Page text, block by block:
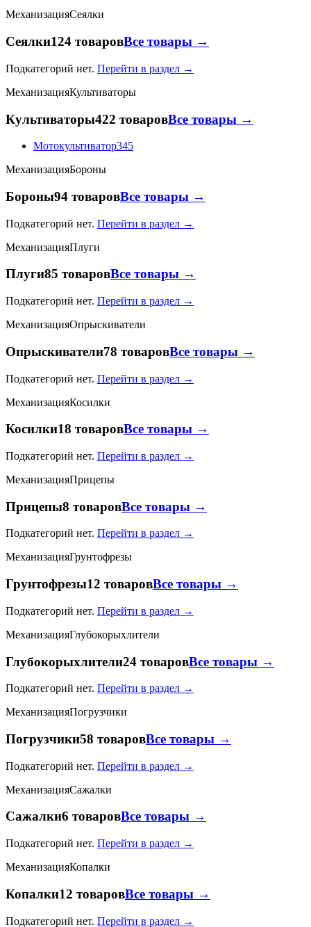
МеханизацияСеялки
Сеялки124 товаровВсе товары →
Подкатегорий нет. Перейти в раздел →
МеханизацияКультиваторы
Культиваторы422 товаровВсе товары →
Мотокультиватор345
МеханизацияБороны
Бороны94 товаровВсе товары →
Подкатегорий нет. Перейти в раздел →
МеханизацияПлуги
Плуги85 товаровВсе товары →
Подкатегорий нет. Перейти в раздел →
МеханизацияОпрыскиватели
Опрыскиватели78 товаровВсе товары →
Подкатегорий нет. Перейти в раздел →
МеханизацияКосилки
Косилки18 товаровВсе товары →
Подкатегорий нет. Перейти в раздел →
МеханизацияПрицепы
Прицепы8 товаровВсе товары →
Подкатегорий нет. Перейти в раздел →
МеханизацияГрунтофрезы
Грунтофрезы12 товаровВсе товары →
Подкатегорий нет. Перейти в раздел →
МеханизацияГлубокорыхлители
Глубокорыхлители24 товаровВсе товары →
Подкатегорий нет. Перейти в раздел →
МеханизацияПогрузчики
Погрузчики58 товаровВсе товары →
Подкатегорий нет. Перейти в раздел →
МеханизацияСажалки
Сажалки6 товаровВсе товары →
Подкатегорий нет. Перейти в раздел →
МеханизацияКопалки
Копалки12 товаровВсе товары →
Подкатегорий нет. Перейти в раздел →